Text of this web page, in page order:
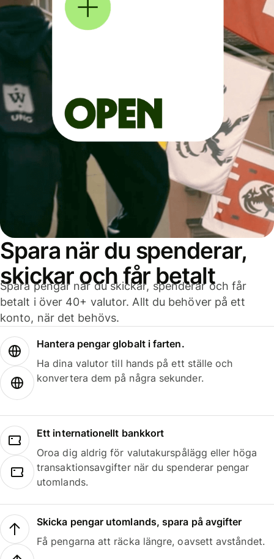
Spara när du spenderar,
skickar och får betalt
Spara pengar när du skickar, spenderar och får
betalt i över 40+ valutor. Allt du behöver på ett
konto, när det behövs.
Hantera pengar globalt i farten.
Ha dina valutor till hands på ett ställe och
konvertera dem på några sekunder.
Ett internationellt bankkort
Oroa dig aldrig för valutakurspålägg eller höga
transaktionsavgifter när du spenderar pengar
utomlands.
Skicka pengar utomlands, spara på avgifter
Få pengarna att räcka längre, oavsett avståndet.